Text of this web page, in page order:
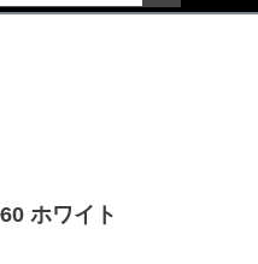
ホワイト